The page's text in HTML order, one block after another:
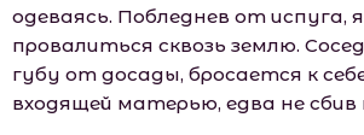
одеваясь. Побледнев от испуга,
провалиться сквозь землю.
губу от досады, бросается к
входящей матерью, едва не сбив